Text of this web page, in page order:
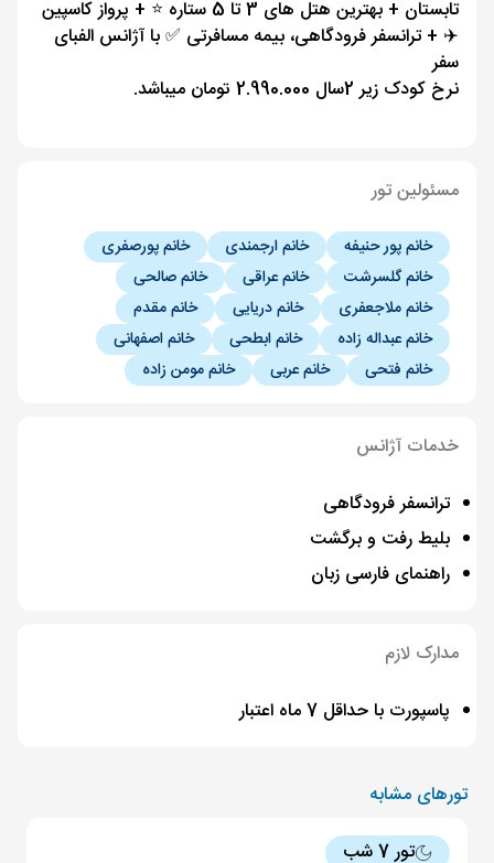
تابستان + بهترین هتل های 3 تا 5 ستاره ⭐️ + پرواز کاسپین
✈️ + ترانسفر فرودگاهی، بیمه مسافرتی ✅ با آژانس الفبای
سفر
نرخ کودک زیر 2سال 2.990.000 تومان میباشد.
مسئولین تور
خانم پور حنیفه خانم ارجمندی
خانم پورصفری
خانم گلسرشت
خانم عراقی
خانم صالحی
خانم ملاجعفری
خانم دریایی
خانم مقدم
خانم عبداله زاده
خانم ابطحی
خانم اصفهانی
خانم فتحی
خانم عربی خانم مومن زاده
خدمات آژانس
ترانسفر فرودگاهی
بلیط رفت و برگشت
راهنمای فارسی زبان
مدارک لازم
پاسپورت با حداقل 7 ماه اعتبار
تورهای مشابه
تور 7 شب